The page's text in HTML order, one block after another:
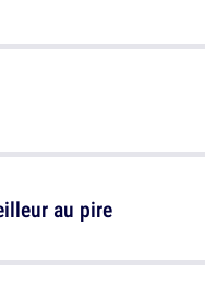
au pire